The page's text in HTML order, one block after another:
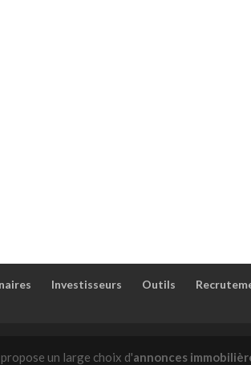
Investisseurs Outils
un large choix d'annonces